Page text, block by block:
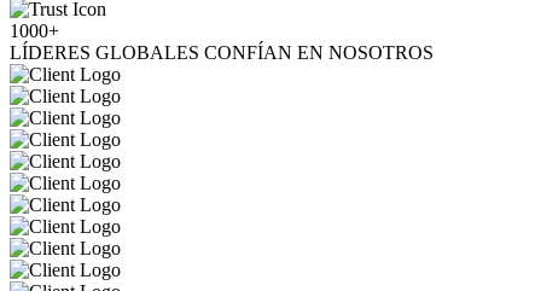
1000+
LÍDERES GLOBALES CONFÍAN EN NOSOTROS